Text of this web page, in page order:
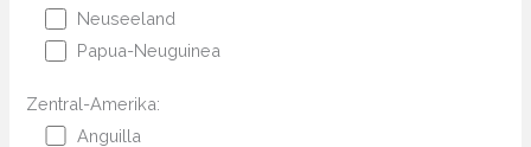
Neuseeland
Papua-Neuguinea
Zentral-Amerika:
Anguilla